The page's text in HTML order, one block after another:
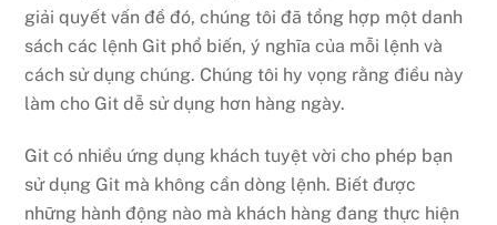
giải quyết vấn đề đó, chúng tôi đã tổng hợp một danh
sách các lệnh Git phổ biến, ý nghĩa của mỗi lệnh và
cách sử dụng chúng. Chúng tôi hy vọng rằng điều này
làm cho Git dễ sử dụng hơn hàng ngày.
Git có nhiều ứng dụng khách tuyệt vời cho phép bạn
sử dụng Git mà không cần dòng lệnh. Biết được
những hành động nào mà khách hàng đang thực hiện